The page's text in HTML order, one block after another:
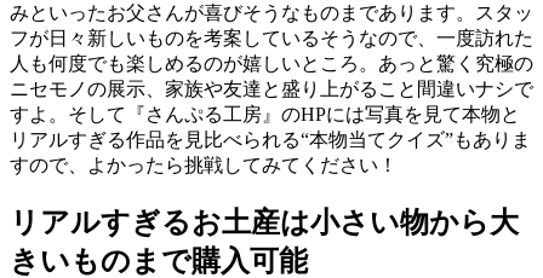
みといったお父さんが喜びそうなものまであります。スタッ
フが日々新しいものを考案しているそうなので、一度訪れた
人も何度でも楽しめるのが嬉しいところ。あっと驚く究極の
ニセモノの展示、家族や友達と盛り上がること間違いナシで
すよ。そして『さんぷる工房』のHPには写真を見て本物と
リアルすぎる作品を見比べられる“本物当てクイズ”もありま
すので、よかったら挑戦してみてください！
リアルすぎるお土産は小さい物から大
きいものまで購入可能